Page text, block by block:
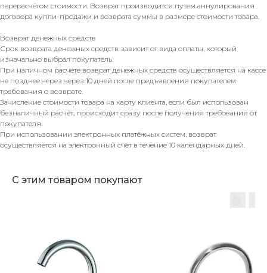
перерасчётом стоимости. Возврат производится путем аннулирования
договора купли-продажи и возврата суммы в размере стоимости товара.
Возврат денежных средств
Срок возврата денежных средств зависит от вида оплаты, который
изначально выбрал покупатель.
При наличном расчете возврат денежных средств осуществляется на кассе
не позднее через через 10 дней после предъявления покупателем
требования о возврате.
Зачисление стоимости товара на карту клиента, если был использован
безналичный расчёт, происходит сразу после получения требования от
покупателя.
При использовании электронных платёжных систем, возврат
осуществляется на электронный счёт в течение 10 календарных дней.
С этим товаром покупают